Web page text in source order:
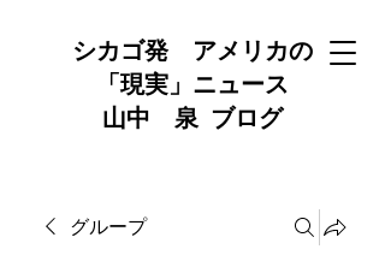
シカゴ発 アメリカの
「現実」ニュース
山中 泉 ブログ
グループ